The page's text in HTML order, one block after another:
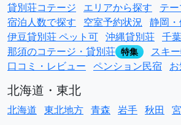
貸別荘コテージ エリアから探す
テ
宿泊人数で探す
空室予約状況 静岡
伊豆貸別荘 ペット可 沖縄貸別荘 千
那須のコテージ・貸別荘 特集
スキ
口コミ・レビュー ペンション民宿
北海道・東北
北海道 東北地方 青森 岩手 秋田